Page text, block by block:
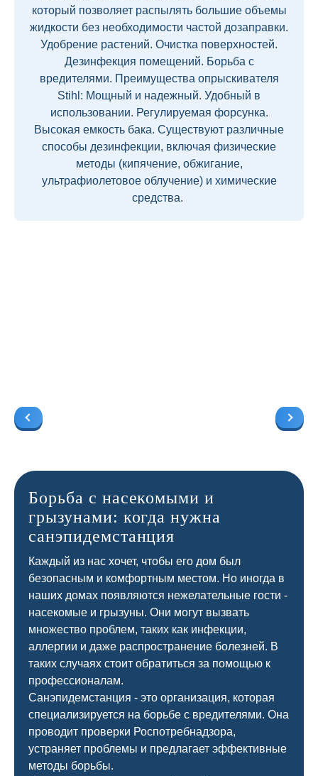
который позволяет распылять большие объемы
жидкости без необходимости частой дозаправки.
Удобрение растений. Очистка поверхностей.
Дезинфекция помещений. Борьба с
вредителями. Преимущества опрыскивателя
Stihl: Мощный и надежный. Удобный в
использовании. Регулируемая форсунка.
Высокая емкость бака. Существуют различные
способы дезинфекции, включая физические
методы (кипячение, обжигание,
ультрафиолетовое облучение) и химические
средства.
Борьба с насекомыми и
грызунами: когда нужна
санэпидемстанция
Каждый из нас хочет, чтобы его дом был
безопасным и комфортным местом. Но иногда в
наших домах появляются нежелательные гости -
насекомые и грызуны. Они могут вызвать
множество проблем, таких как инфекции,
аллергии и даже распространение болезней. В
таких случаях стоит обратиться за помощью к
профессионалам.
Санэпидемстанция - это организация, которая
специализируется на борьбе с вредителями. Она
проводит проверки Роспотребнадзора,
устраняет проблемы и предлагает эффективные
методы борьбы.